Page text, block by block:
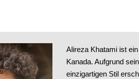
Alireza Khatami ist
Kanada. Aufgrund
einzigartigen Stil